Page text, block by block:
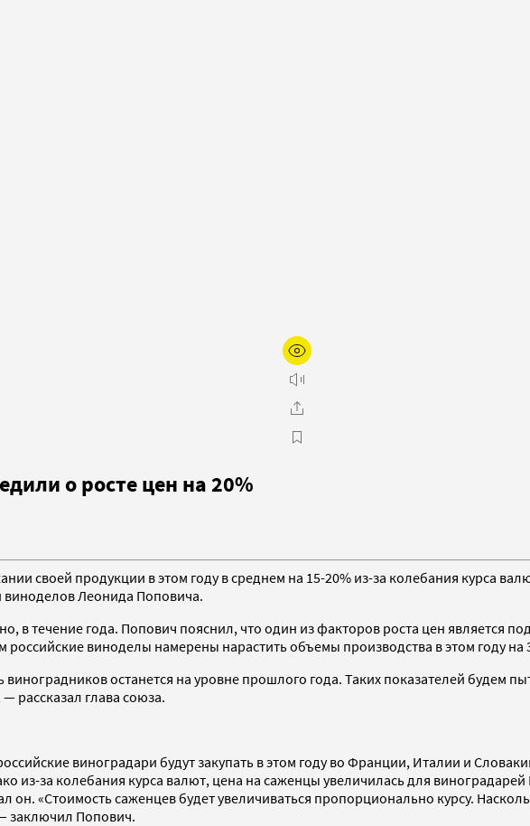
о росте цен на 20%
своей продукции в этом году в среднем на 15-20% из-за колебания курса
виноделов Леонида Поповича.
в течение года. Попович пояснил, что один из факторов роста цен
российские виноделы намерены нарастить объемы производства в этом году на
останется на уровне прошлого года. Таких показателей будем
рассказал глава союза.
виноградари будут закупать в этом году во Франции, Италии и
из-за колебания курса валют, цена на саженцы увеличилась для
он. «Стоимость саженцев будет увеличиваться пропорционально курсу.
заключил Попович.